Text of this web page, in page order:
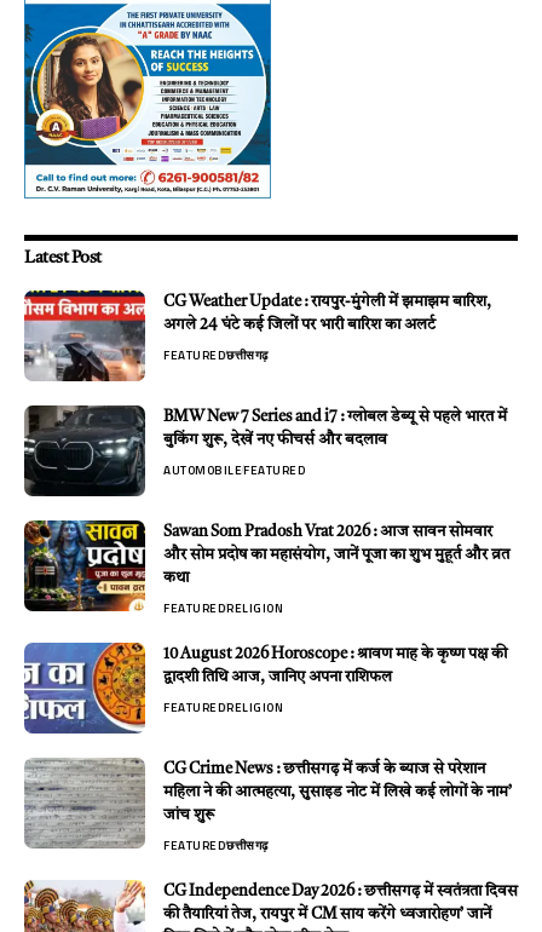
Latest Post
CG Weather Update : रायपुर-मुंगेली में झमाझम बारिश,
अगले 24 घंटे कई जिलों पर भारी बारिश का अलर्ट
FEATUREDछत्तीसगढ़
BMW New 7 Series and i7 : ग्लोबल डेब्यू से पहले भारत में
बुकिंग शुरू, देखें नए फीचर्स और बदलाव
AUTOMOBILEFEATURED
Sawan Som Pradosh Vrat 2026 : आज सावन सोमवार
और सोम प्रदोष का महासंयोग, जानें पूजा का शुभ मुहूर्त और व्रत
कथा
FEATUREDRELIGION
10 August 2026 Horoscope : श्रावण माह के कृष्ण पक्ष की
द्वादशी तिथि आज, जानिए अपना राशिफल
FEATUREDRELIGION
CG Crime News : छत्तीसगढ़ में कर्ज के ब्याज से परेशान
महिला ने की आत्महत्या, सुसाइड नोट में लिखे कई लोगों के नाम’
जांच शुरू
FEATUREDछत्तीसगढ़
CG Independence Day 2026 : छत्तीसगढ़ में स्वतंत्रता दिवस
की तैयारियां तेज, रायपुर में CM साय करेंगे ध्वजारोहण’ जानें